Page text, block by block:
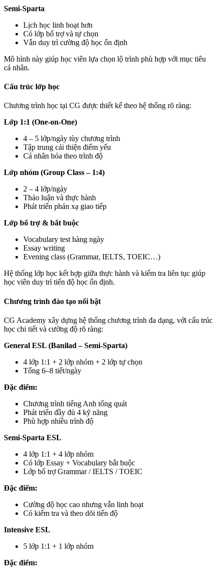
Semi-Sparta
Lịch học linh hoạt hơn
Có lớp bổ trợ và tự chọn
Vẫn duy trì cường độ học ổn định
Mô hình này giúp học viên lựa chọn lộ trình phù hợp với mục tiêu
cá nhân.
Cấu trúc lớp học
Chương trình học tại CG được thiết kế theo hệ thống rõ ràng:
Lớp 1:1 (One-on-One)
4 – 5 lớp/ngày tùy chương trình
Tập trung cải thiện điểm yếu
Cá nhân hóa theo trình độ
Lớp nhóm (Group Class – 1:4)
2 – 4 lớp/ngày
Thảo luận và thực hành
Phát triển phản xạ giao tiếp
Lớp bổ trợ & bắt buộc
Vocabulary test hàng ngày
Essay writing
Evening class (Grammar, IELTS, TOEIC…)
Hệ thống lớp học kết hợp giữa thực hành và kiểm tra liên tục giúp
học viên duy trì tiến độ học ổn định.
Chương trình đào tạo nổi bật
CG Academy xây dựng hệ thống chương trình đa dạng, với cấu trúc
học chi tiết và cường độ rõ ràng:
General ESL (Banilad – Semi-Sparta)
4 lớp 1:1 + 2 lớp nhóm + 2 lớp tự chọn
Tổng 6–8 tiết/ngày
Đặc điểm:
Chương trình tiếng Anh tổng quát
Phát triển đầy đủ 4 kỹ năng
Phù hợp nhiều trình độ
Semi-Sparta ESL
4 lớp 1:1 + 4 lớp nhóm
Có lớp Essay + Vocabulary bắt buộc
Lớp bổ trợ Grammar / IELTS / TOEIC
Đặc điểm:
Cường độ học cao nhưng vẫn linh hoạt
Có kiểm tra và theo dõi tiến độ
Intensive ESL
5 lớp 1:1 + 1 lớp nhóm
Đặc điểm: